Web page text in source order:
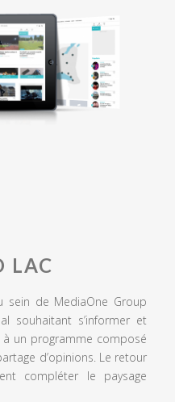
LAC
sein de MediaOne Group
souhaitant s’informer et
un programme composé
d’opinions. Le retour
compléter le paysage